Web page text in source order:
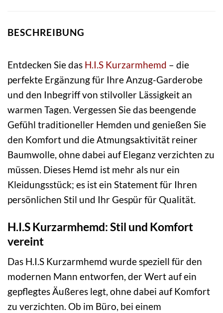
BESCHREIBUNG
Entdecken Sie das H.I.S Kurzarmhemd – die
perfekte Ergänzung für Ihre Anzug-Garderobe
und den Inbegriff von stilvoller Lässigkeit an
warmen Tagen. Vergessen Sie das beengende
Gefühl traditioneller Hemden und genießen Sie
den Komfort und die Atmungsaktivität reiner
Baumwolle, ohne dabei auf Eleganz verzichten zu
müssen. Dieses Hemd ist mehr als nur ein
Kleidungsstück; es ist ein Statement für Ihren
persönlichen Stil und Ihr Gespür für Qualität.
H.I.S Kurzarmhemd: Stil und Komfort
vereint
Das H.I.S Kurzarmhemd wurde speziell für den
modernen Mann entworfen, der Wert auf ein
gepflegtes Äußeres legt, ohne dabei auf Komfort
zu verzichten. Ob im Büro, bei einem